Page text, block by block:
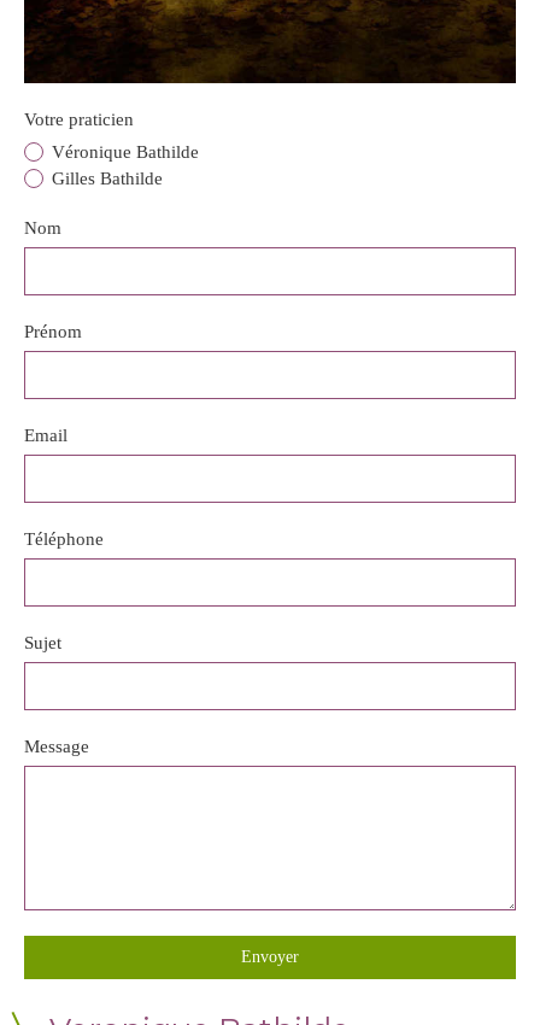
Votre praticien
Véronique Bathilde
Gilles Bathilde
Nom
Prénom
Email
Téléphone
Sujet
Message
Envoyer